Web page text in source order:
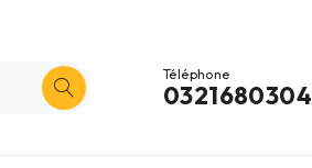
Téléphone
0321680304